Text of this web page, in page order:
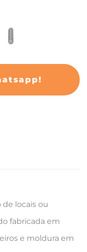
de locais ou
fabricada em
e moldura em